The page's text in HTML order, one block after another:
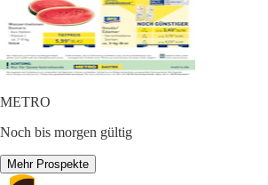
METRO
Noch bis morgen gültig
Mehr Prospekte